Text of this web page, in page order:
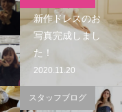
新作ドレスのお
写真完成しまし
た！
2020.11.20
スタッフブログ